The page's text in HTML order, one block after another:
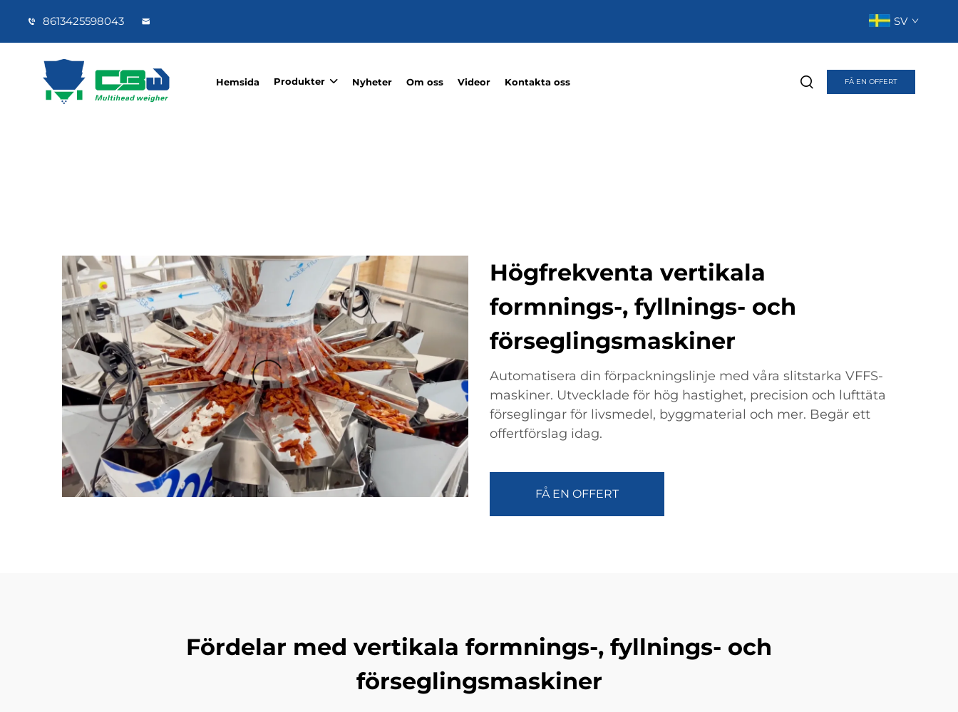
8613425598043 SV
Hemsida Produkter Nyheter Om oss Videor Kontakta oss FÅ EN OFFERT
Högfrekventa vertikala
formnings-, fyllnings- och
förseglingsmaskiner
Automatisera din förpackningslinje med våra slitstarka VFFS-
maskiner. Utvecklade för hög hastighet, precision och lufttäta
förseglingar för livsmedel, byggmaterial och mer. Begär ett
offertförslag idag.
FÅ EN OFFERT
Fördelar med vertikala formnings-, fyllnings- och
förseglingsmaskiner